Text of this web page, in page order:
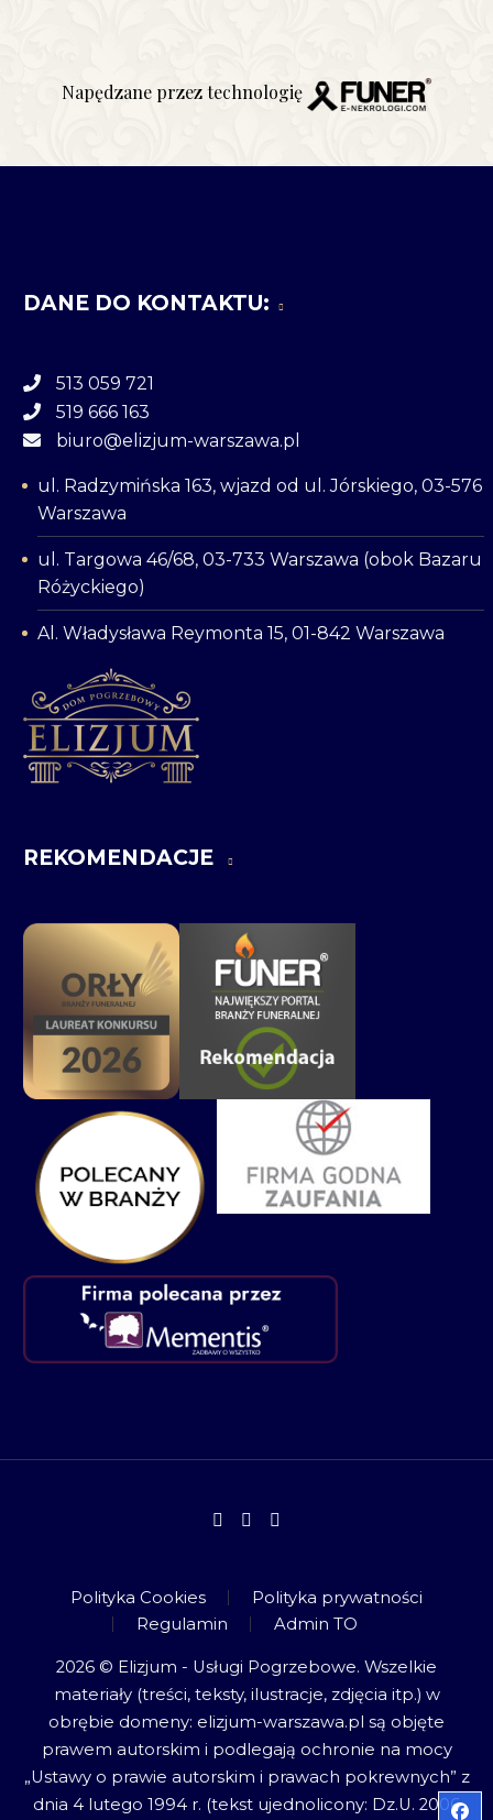
Napędzane przez technologię
DANE DO KONTAKTU:
513 059 721
519 666 163
biuro@elizjum-warszawa.pl
ul. Radzymińska 163, wjazd od ul. Jórskiego, 03-576
Warszawa
ul. Targowa 46/68, 03-733 Warszawa (obok Bazaru
Różyckiego)
Al. Władysława Reymonta 15, 01-842 Warszawa
REKOMENDACJE
Polityka Cookies
Polityka prywatności
Regulamin
Admin TO
2026 © Elizjum - Usługi Pogrzebowe. Wszelkie
materiały (treści, teksty, ilustracje, zdjęcia itp.) w
obrębie domeny: elizjum-warszawa.pl są objęte
prawem autorskim i podlegają ochronie na mocy
„Ustawy o prawie autorskim i prawach pokrewnych” z
dnia 4 lutego 1994 r. (tekst ujednolicony: Dz.U. 2006